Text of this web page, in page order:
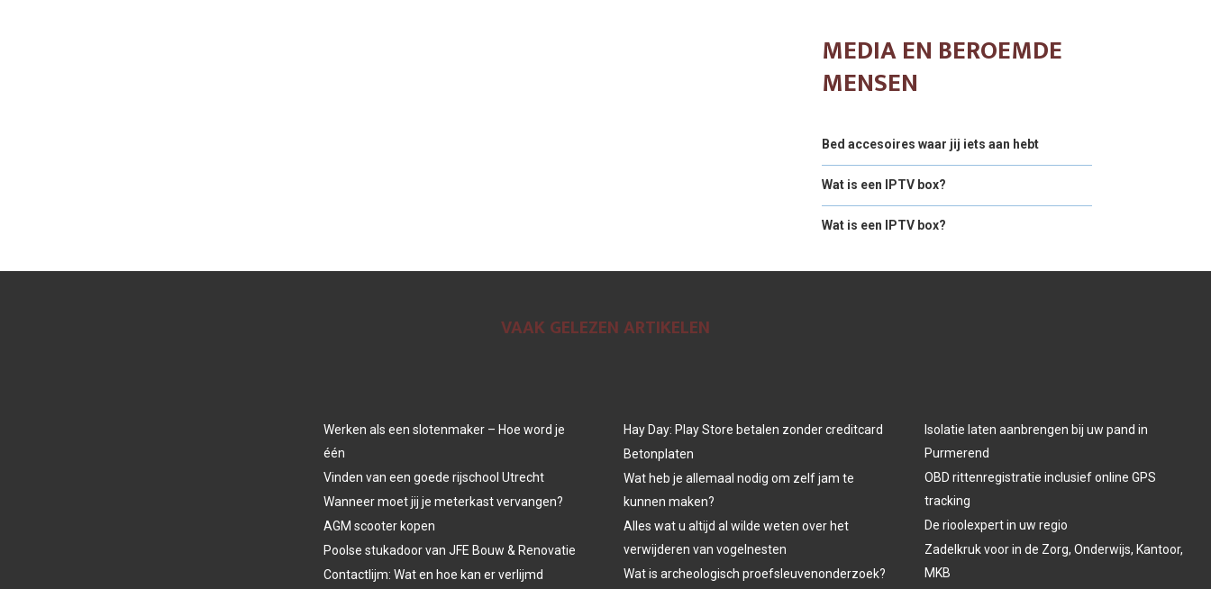
MEDIA EN BEROEMDE
MENSEN
Bed accesoires waar jij iets aan hebt
Wat is een IPTV box?
Wat is een IPTV box?
VAAK GELEZEN ARTIKELEN
Werken als een slotenmaker – Hoe word je
één
Vinden van een goede rijschool Utrecht
Wanneer moet jij je meterkast vervangen?
AGM scooter kopen
Poolse stukadoor van JFE Bouw & Renovatie
Contactlijm: Wat en hoe kan er verlijmd
Hay Day: Play Store betalen zonder creditcard
Betonplaten
Wat heb je allemaal nodig om zelf jam te
kunnen maken?
Alles wat u altijd al wilde weten over het
verwijderen van vogelnesten
Wat is archeologisch proefsleuvenonderzoek?
Isolatie laten aanbrengen bij uw pand in
Purmerend
OBD rittenregistratie inclusief online GPS
tracking
De rioolexpert in uw regio
Zadelkruk voor in de Zorg, Onderwijs, Kantoor,
MKB